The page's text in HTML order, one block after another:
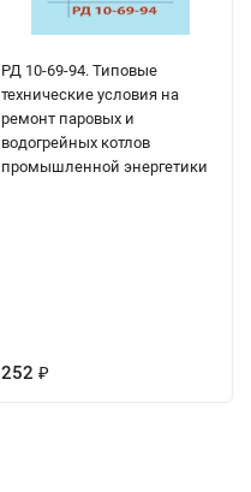
РД 10-69-94. Типовые
технические условия на
ремонт паровых и
водогрейных котлов
промышленной энергетики
252 ₽